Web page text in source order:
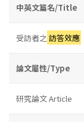
中英文篇名/Title
受訪者之 訪答效應
論文屬性/Type
研究論文 Article